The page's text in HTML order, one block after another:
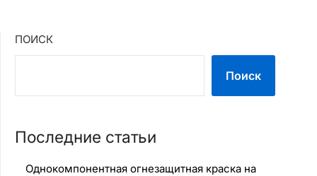
ПОИСК
Поиск
Последние статьи
Однокомпонентная огнезащитная краска на